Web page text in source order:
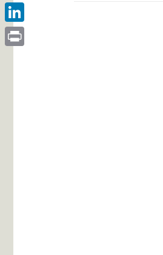
Facebook
LinkedIn